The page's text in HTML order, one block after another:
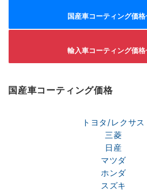
国産車コーティング価
輸入車コーティング価
国産車コーティング価格
トヨタ/レクサス
三菱
日産
マツダ
ホンダ
スズキ